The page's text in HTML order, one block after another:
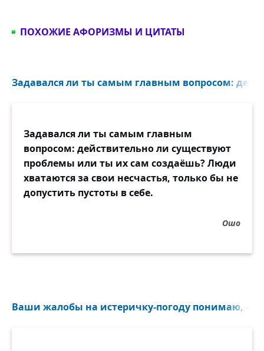
ПОХОЖИЕ АФОРИЗМЫ И ЦИТАТЫ
Задавался ли ты самым главным вопросом:
Задавался ли ты самым главным
вопросом: действительно ли существуют
проблемы или ты их сам создаёшь? Люди
хватаются за свои несчастья, только бы не
допустить пустоты в себе.
Ошо
Ваши жалобы на истеричку-погоду понимаю, —